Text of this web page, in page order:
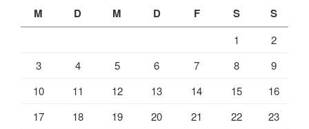
M D M D F S S
1
2
3
4 5 6 7 8
9
10
11 12 13 14 15
16
17
18 19 20 21 22
23